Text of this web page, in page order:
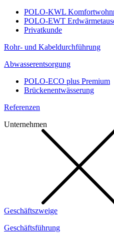
POLO-KWL
POLO-EWT
Privatkunde
Rohr- und Kabeldurchführung
Abwasserentsorgung
POLO-ECO plus Premium
Brückenentwässerung
Referenzen
Unternehmen
Geschäftszweige
Geschäftsführung